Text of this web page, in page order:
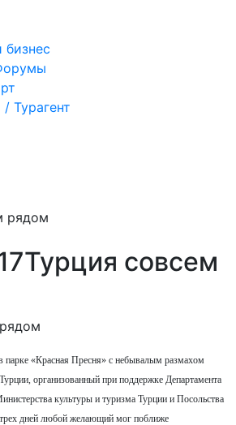
бизнес
Турагент
рядом
Турция совсем
«Красная Пресня» с небывалым размахом
организованный при поддержке Департамента
культуры и туризма Турции и Посольства
дней любой желающий мог поближе